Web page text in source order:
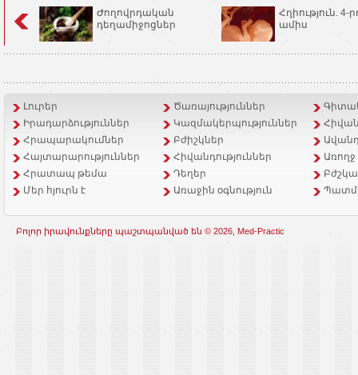
Ժողովրդական
դեղամիջոցներ
Հղիություն. 4-
ամիս
Լուրեր Ծառայություններ
Իրադարձություններ
Կազմակերպություններ
Հրապարակումներ
Բժիշկներ
Հայտարարություններ
Հիվանդություններ
Հրատապ թեմա
Դեղեր
Մեր հյուրն է
Առաջին օգնություն
Բոլոր իրավունքները պաշտպանված են © 2026, Med-Practic